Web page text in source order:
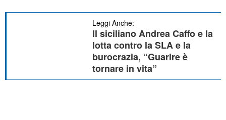
Leggi Anche:
Il siciliano Andrea Caffo e la
lotta contro la SLA e la
burocrazia, “Guarire è
tornare in vita”